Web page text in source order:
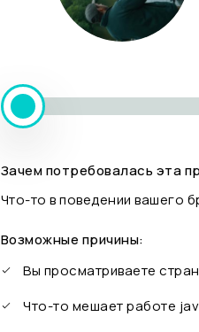
Зачем потребовалась эта
Что-то в поведении вашего
Возможные причины:
Вы просматриваете
Что-то мешает работе